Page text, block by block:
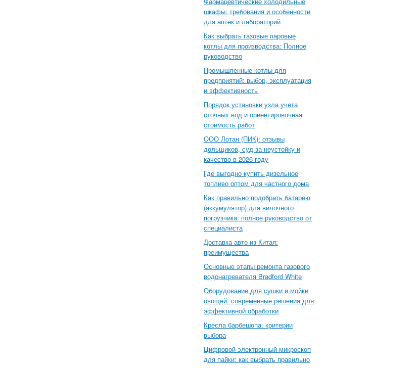
шкафы: требования и особенности
для аптек и лабораторий
Как выбрать газовые паровые
котлы для производства: Полное
руководство
Промышленные котлы для
предприятий: выбор, эксплуатация
и эффективность
Порядок установки узла учета
сточных вод и ориентировочная
стоимость работ
ООО Лотан (ПИК): отзывы
дольщиков, суд за неустойку и
качество в 2026 году
Где выгодно купить дизельное
топливо оптом для частного дома
Как правильно подобрать батарею
(аккумулятор) для вилочного
погрузчика: полное руководство от
специалиста
Доставка авто из Китая:
преимущества
Основные этапы ремонта газового
водонагревателя Bradford White
Оборудование для сушки и мойки
овощей: современные решения для
эффективной обработки
Кресла барбешопа: критерии
выбора
Цифровой электронный микроскоп
для пайки: как выбрать правильно